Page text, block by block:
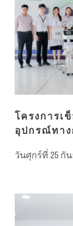
โครงการเ
อุปกรณ์ทา
วันศุกร์ที่ 25 กั